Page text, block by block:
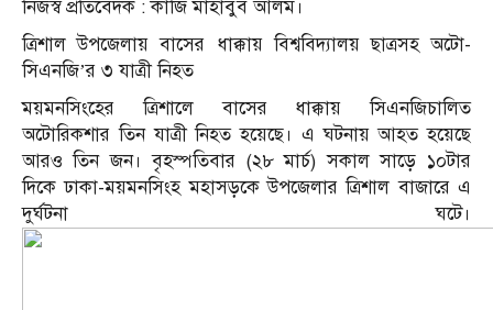
নিজস্ব প্রতিবেদক : কাজি মাহাবুব আলম।
ত্রিশাল উপজেলায় বাসের ধাক্কায় বিশ্ববিদ্যালয় ছাত্রসহ অটো-
সিএনজি’র ৩ যাত্রী নিহত
ময়মনসিংহের ত্রিশালে বাসের ধাক্কায় সিএনজিচালিত
অটোরিকশার তিন যাত্রী নিহত হয়েছে। এ ঘটনায় আহত হয়েছে
আরও তিন জন। বৃহস্পতিবার (২৮ মার্চ) সকাল সাড়ে ১০টার
দিকে ঢাকা-ময়মনসিংহ মহাসড়কে উপজেলার ত্রিশাল বাজারে এ
দুর্ঘটনা ঘটে।